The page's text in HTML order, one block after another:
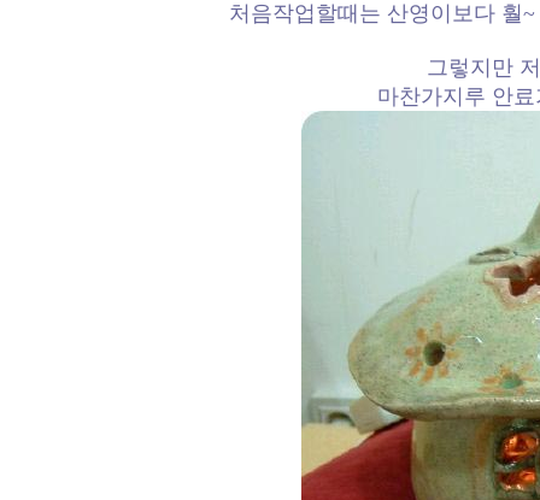
처음작업할때는 산영이보다 훨
그렇지만
마찬가지루 안